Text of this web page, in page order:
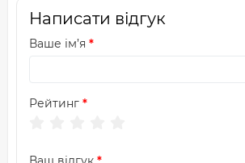
Написати відгук
Ваше ім’я
Рейтинг